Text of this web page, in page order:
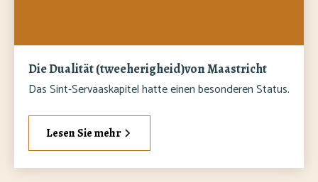
Die Dualität (tweeherigheid)von Maastricht
Das Sint-Servaaskapitel hatte einen besonderen Status.
Lesen Sie mehr